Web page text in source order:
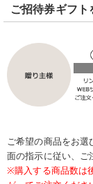
ご招待券ギフト
ご希望の商品をお
面の指示に従い、ご
※購入する商品数は